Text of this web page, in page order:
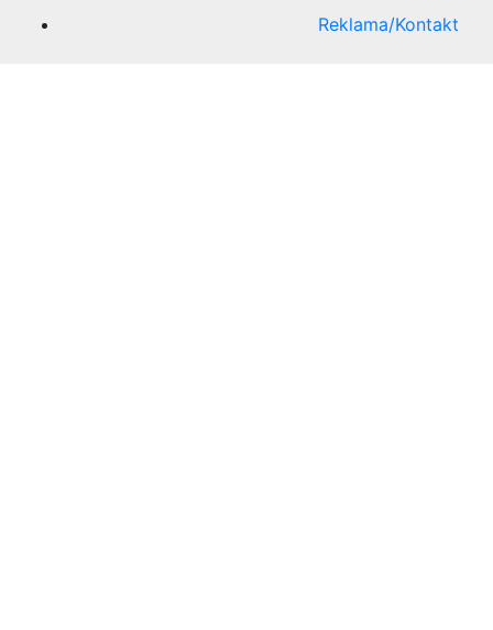
Reklama/Kontakt